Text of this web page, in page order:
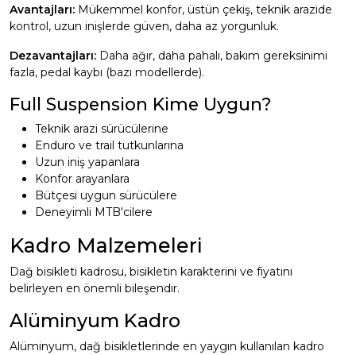
Avantajları: Mükemmel konfor, üstün çekiş, teknik arazide
kontrol, uzun inişlerde güven, daha az yorgunluk.
Dezavantajları: Daha ağır, daha pahalı, bakım gereksinimi
fazla, pedal kaybı (bazı modellerde).
Full Suspension Kime Uygun?
Teknik arazi sürücülerine
Enduro ve trail tutkunlarına
Uzun iniş yapanlara
Konfor arayanlara
Bütçesi uygun sürücülere
Deneyimli MTB'cilere
Kadro Malzemeleri
Dağ bisikleti kadrosu, bisikletin karakterini ve fiyatını
belirleyen en önemli bileşendir.
Alüminyum Kadro
Alüminyum, dağ bisikletlerinde en yaygın kullanılan kadro